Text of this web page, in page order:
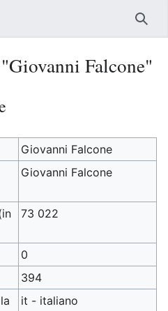
Falcone"
Giovanni Falcone
Giovanni Falcone
73 022
0
394
it - italiano